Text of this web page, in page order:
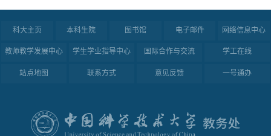
科大主页 本科生院 图书馆 电子邮件 网络信息中心
教师教学发展中心 学生学业指导中心 国际合作与交流 学工在线
站点地图 联系方式 意见反馈 一号通办